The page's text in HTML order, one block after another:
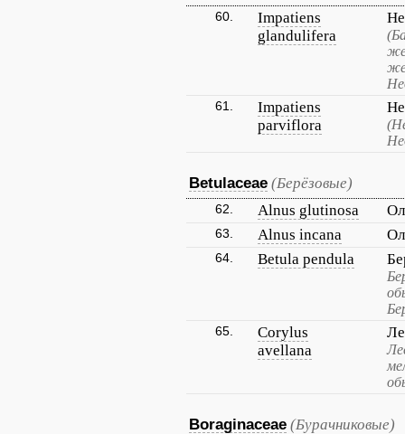
60.
Impatiens
glandulifera
61.
Impatiens
parviflora
Betulaceae (Берёзовые)
62. Alnus glutinosa
63. Alnus incana
64. Betula pendula
65.
Corylus
avellana
Boraginaceae (Бурачниковые)